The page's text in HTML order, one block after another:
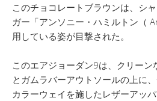
このチョコレートブラウンは、シ
ガー「アンソニー・ハミルトン（
用している姿が目撃された。
このエアジョーダン9は、クリー
とガムラバーアウトソールの上に
カラーウェイを施したレザーアッ